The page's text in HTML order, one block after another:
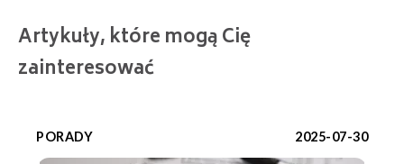
Artykuły, które mogą Cię
zainteresować
PORADY 2025-07-30